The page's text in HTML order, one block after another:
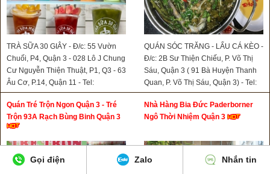
TRÀ SỮA 30 GIÂY - Đ/c: 55 Vườn
Chuối, P4, Quận 3 - 028 Lô J Chung
Cư Nguyễn Thiện Thuật, P1, Q3 - 63
Âu Cơ, P.14, Quận 11 - Tel:
0908766138
QUÁN SÓC TRĂNG - LẨU CÁ KÈO -
Đ/c: 2B Sư Thiện Chiếu, P. Võ Thị
Sáu, Quận 3 ( 91 Bà Huyện Thanh
Quan, P. Võ Thị Sáu, Quận 3) - Tel:
0903826414
Quán Tré Trộn Ngon Quận 3 - Tré
Trộn 93A Rạch Bùng Binh Quận 3
Nhà Hàng Bia Đức Paderborner
Ngô Thời Nhiệm Quận 3
Gọi điện Zalo Nhắn tin